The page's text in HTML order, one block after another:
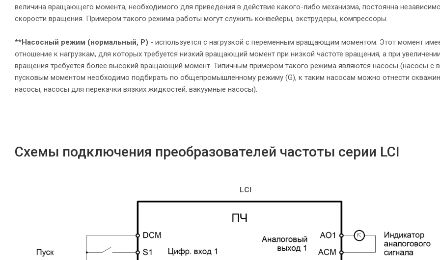
величина вращающего момента, необходимого для приведения в действие какого-либо механизма, постоянна
скорости вращения. Примером такого режима работы могут служить конвейеры, экструдеры, компрессоры.
**Насосный режим (нормальный, P) - используется с нагрузкой с переменным вращающим моментом. Этот момент
отношение к нагрузкам, для которых требуется низкий вращающий момент при низкой частоте вращения, а при
вращения требуется более высокий вращающий момент. Типичным примером такого режима являются насосы (насосы с
пусковым моментом необходимо подбирать по общепромышленному режиму (G), к таким насосам можно отнести
насосы, насосы для перекачки вязких жидкостей, вакуумные насосы).
Схемы подключения преобразователей частоты серии LCI
LCI